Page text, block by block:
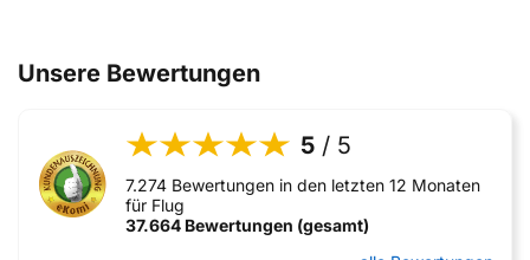
Unsere Bewertungen
5 / 5
7.274 Bewertungen in den letzten 12 Monaten
für Flug
37.664 Bewertungen (gesamt)